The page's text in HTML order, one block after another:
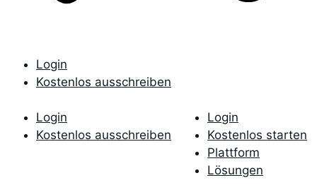
Login
Kostenlos ausschreiben
Login
Kostenlos ausschreiben
Login
Kostenlos starten
Plattform
Lösungen